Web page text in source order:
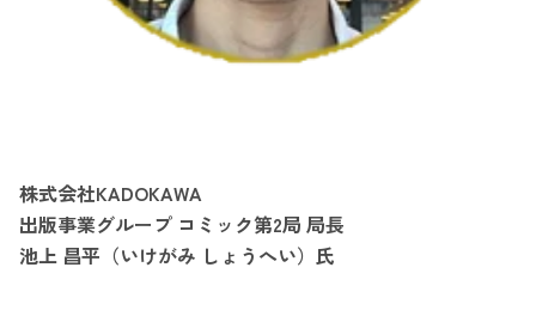
株式会社KADOKAWA
出版事業グループ コミック第2局 局長
池上 昌平（いけがみ しょうへい）氏